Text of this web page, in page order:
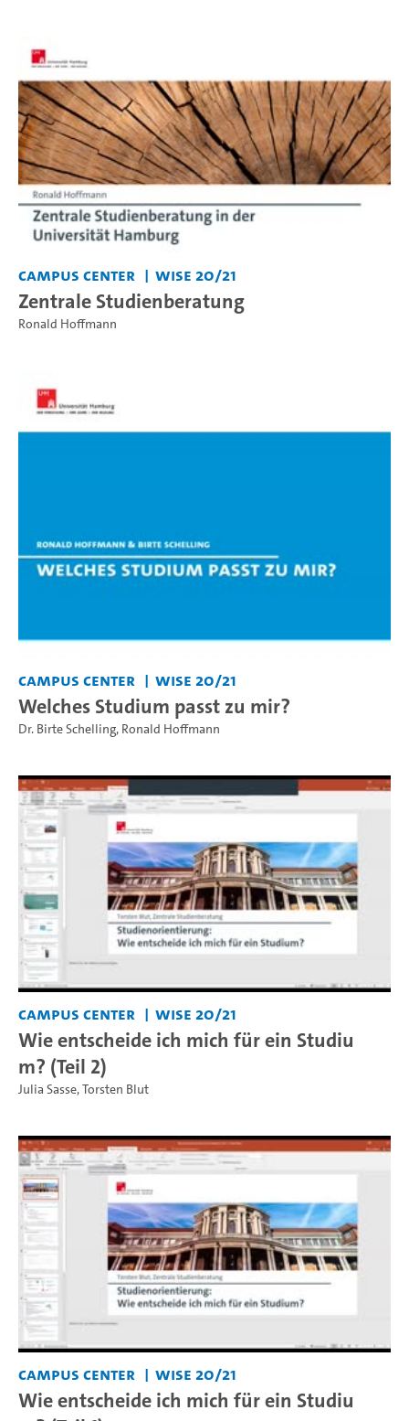
Campus Center WiSe 20/21
Zentrale Studienberatung
Ronald Hoffmann
Campus Center WiSe 20/21
Welches Studium passt zu mir?
Dr. Birte Schelling, Ronald Hoffmann
Campus Center WiSe 20/21
Wie entscheide ich mich für ein Studiu
m? (Teil 2)
Julia Sasse,Torsten Blut
Campus Center WiSe 20/21
Wie entscheide ich mich für ein Studiu